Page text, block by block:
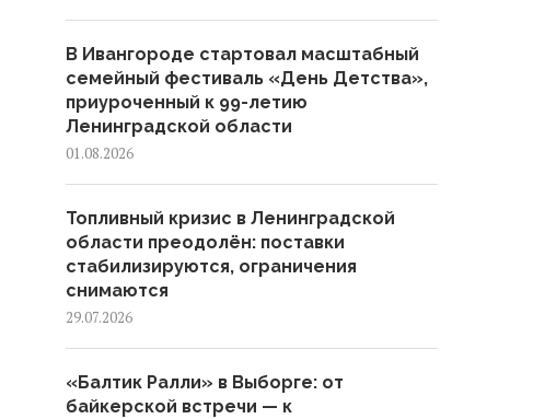
В Ивангороде стартовал масштабный
семейный фестиваль «День Детства»,
приуроченный к 99-летию
Ленинградской области
01.08.2026
Топливный кризис в Ленинградской
области преодолён: поставки
стабилизируются, ограничения
снимаются
29.07.2026
«Балтик Ралли» в Выборге: от
байкерской встречи — к